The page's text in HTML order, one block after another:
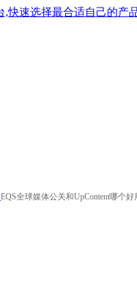
EQS全球媒体公关和UpContent哪个好